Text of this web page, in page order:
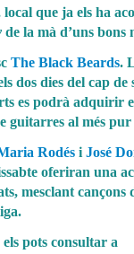
que ja els ha
de la mà d’uns bons
The Black Beards.
dos dies del cap de
es podrà adquirir
guitarres al més pur
Rodés i José
oferiran una
mesclant cançons
pots consultar a